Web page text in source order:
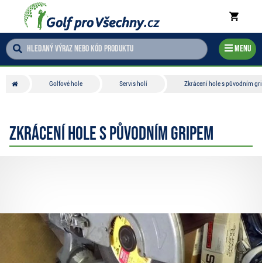
Menu
Golfové hole Servis holí Zkrácení hole s původním
Zkrácení hole s původním gripem